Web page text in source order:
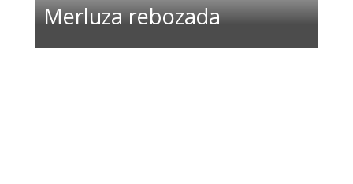
Merluza rebozada